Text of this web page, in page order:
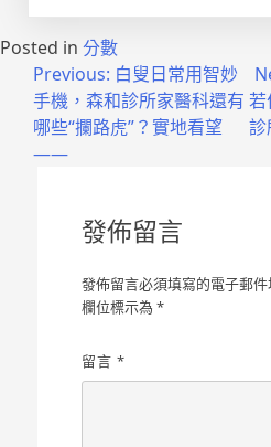
Posted in 分數
Previous: 白叟日常用智妙
手機，森和診所家醫科還有
哪些“攔路虎”？實地看望
——
若
診
發佈留言
發佈留言必須填寫的電子郵件
欄位標示為*
留言*